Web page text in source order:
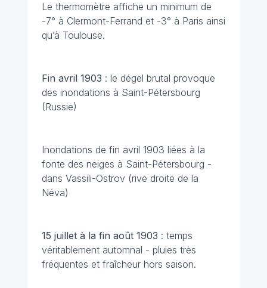
Le thermomètre affiche un minimum de
-7° à Clermont-Ferrand et -3° à Paris ainsi
qu’à Toulouse.
Fin avril 1903 : le dégel brutal provoque
des inondations à Saint-Pétersbourg
(Russie)
Inondations de fin avril 1903 liées à la
fonte des neiges à Saint-Pétersbourg -
dans Vassili-Ostrov (rive droite de la
Néva)
15 juillet à la fin août 1903 : temps
véritablement automnal - pluies très
fréquentes et fraîcheur hors saison.